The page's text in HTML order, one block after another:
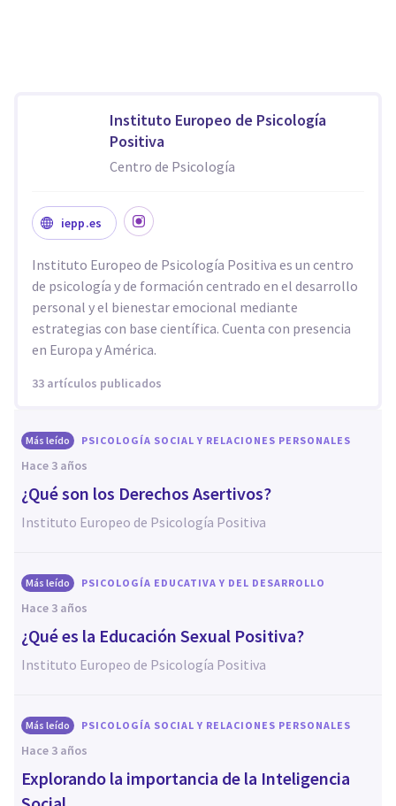
Instituto Europeo de Psicología
Positiva
Centro de Psicología
iepp.es
Instituto Europeo de Psicología Positiva es un centro
de psicología y de formación centrado en el desarrollo
personal y el bienestar emocional mediante
estrategias con base científica. Cuenta con presencia
en Europa y América.
33 artículos publicados
Más leído PSICOLOGÍA SOCIAL Y RELACIONES PERSONALES
hace 3 años
¿Qué son los Derechos Asertivos?
Instituto Europeo de Psicología Positiva
Más leído PSICOLOGÍA EDUCATIVA Y DEL DESARROLLO
hace 3 años
¿Qué es la Educación Sexual Positiva?
Instituto Europeo de Psicología Positiva
Más leído PSICOLOGÍA SOCIAL Y RELACIONES PERSONALES
hace 3 años
Explorando la importancia de la Inteligencia